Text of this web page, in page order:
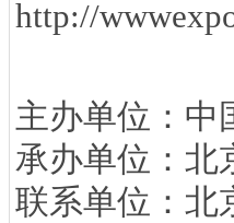
http://
主办单位：中
承办单位：北
联系单位：北